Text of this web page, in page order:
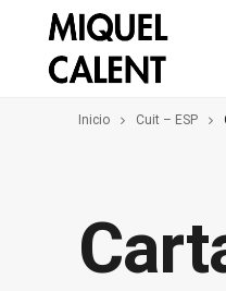
Inicio Cuit – ESP